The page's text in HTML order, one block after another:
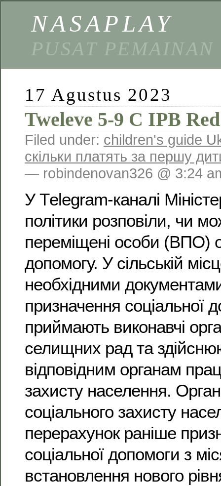
NASAPLAY
PUSAT
17 Agustus 2023
Tweleve 5-9 C IPB Red
Filed under: children's guide
скільки платять за першу
— robindenovan326 @ 3:24
У Тelegram-каналі
політики розповіли, чи
переміщені особи (ВПО)
допомогу. У сільській
необхідними
призначення соціальної
приймають виконавчі
селищних рад та
відповідним органам
захисту населення.
соціального захисту
перерахунок раніше
соціальної допомоги з
встановлення нового